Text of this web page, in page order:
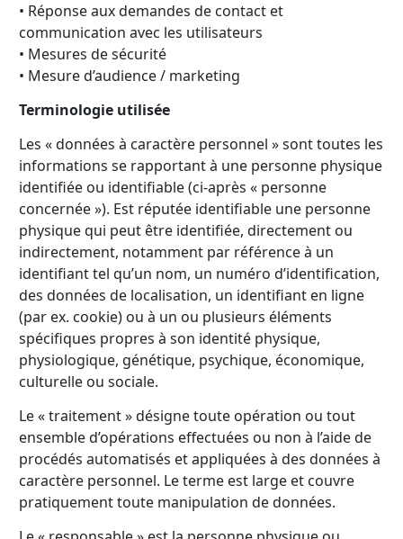
• Réponse aux demandes de contact et
communication avec les utilisateurs
• Mesures de sécurité
• Mesure d’audience / marketing
Terminologie utilisée
Les « données à caractère personnel » sont toutes les
informations se rapportant à une personne physique
identifiée ou identifiable (ci-après « personne
concernée »). Est réputée identifiable une personne
physique qui peut être identifiée, directement ou
indirectement, notamment par référence à un
identifiant tel qu’un nom, un numéro d’identification,
des données de localisation, un identifiant en ligne
(par ex. cookie) ou à un ou plusieurs éléments
spécifiques propres à son identité physique,
physiologique, génétique, psychique, économique,
culturelle ou sociale.
Le « traitement » désigne toute opération ou tout
ensemble d’opérations effectuées ou non à l’aide de
procédés automatisés et appliquées à des données à
caractère personnel. Le terme est large et couvre
pratiquement toute manipulation de données.